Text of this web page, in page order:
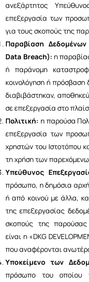
ανεξάρτητος
επεξεργασία των
για τους σκοπούς της
Παραβίαση
Data Breach): η
ή παράνομη
κοινολόγηση ή
διαβιβάστηκαν,
σε επεξεργασία στο
Πολιτική: η παρούσα
επεξεργασία των
χρηστών του Ιστοτόπου
τη χρήση των
Υπεύθυνος
πρόσωπο, η δημόσια
ή από κοινού με άλλα,
της επεξεργασίας
σκοπούς της παρούσας
είναι η «DKG
που αναφέρονται
Υποκείμενο των
πρόσωπο του οποίου